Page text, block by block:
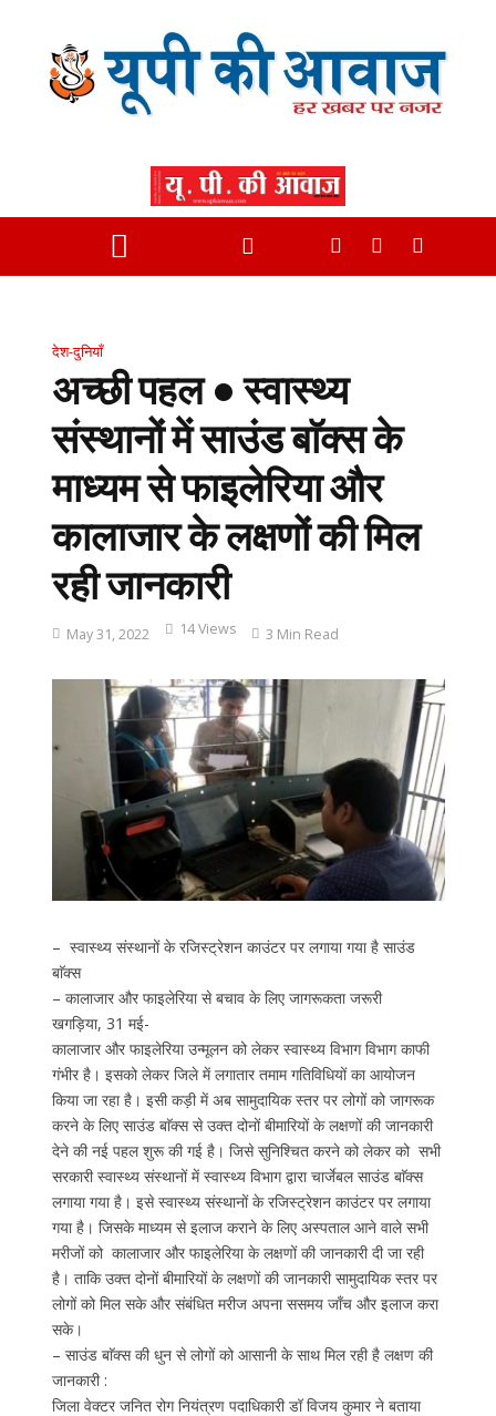
देश-दुनियाँ
अच्छी पहल • स्वास्थ्य
संस्थानों में साउंड बाॅक्स के
माध्यम से फाइलेरिया और
कालाजार के लक्षणों की मिल
रही जानकारी
May 31, 2022 14 Views 3 Min Read
– स्वास्थ्य संस्थानों के रजिस्ट्रेशन काउंटर पर लगाया गया है साउंड
बाॅक्स
– कालाजार और फाइलेरिया से बचाव के लिए जागरूकता जरूरी
खगड़िया, 31 मई-
कालाजार और फाइलेरिया उन्मूलन को लेकर स्वास्थ्य विभाग विभाग काफी
गंभीर है। इसको लेकर जिले में लगातार तमाम गतिविधियों का आयोजन
किया जा रहा है। इसी कड़ी में अब सामुदायिक स्तर पर लोगों को जागरूक
करने के लिए साउंड बाॅक्स से उक्त दोनों बीमारियों के लक्षणों की जानकारी
देने की नई पहल शुरू की गई है। जिसे सुनिश्चित करने को लेकर को सभी
सरकारी स्वास्थ्य संस्थानों में स्वास्थ्य विभाग द्वारा चार्जेबल साउंड बाॅक्स
लगाया गया है। इसे स्वास्थ्य संस्थानों के रजिस्ट्रेशन काउंटर पर लगाया
गया है। जिसके माध्यम से इलाज कराने के लिए अस्पताल आने वाले सभी
मरीजों को कालाजार और फाइलेरिया के लक्षणों की जानकारी दी जा रही
है। ताकि उक्त दोनों बीमारियों के लक्षणों की जानकारी सामुदायिक स्तर पर
लोगों को मिल सके और संबंधित मरीज अपना ससमय जाँच और इलाज करा
सके।
– साउंड बाॅक्स की धुन से लोगों को आसानी के साथ मिल रही है लक्षण की
जानकारी :
जिला वेक्टर जनित रोग नियंत्रण पदाधिकारी डॉ विजय कुमार ने बताया